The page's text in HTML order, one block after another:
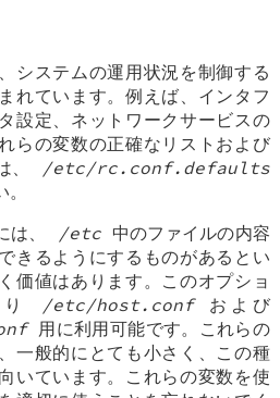
システムの運用状況を制御する
れています。例えば、インタフ
設定、ネットワークサービスの
らの変数の正確なリストおよび
、
/etc/rc.conf.defaults
は、
/etc中のファイルの内容
きるようにするものがあるとい
価値はあります。このオプショ
り
/etc/host.confおよび
用に利用可能です。これらの
一般的にとても小さく、この種
いています。これらの変数を使